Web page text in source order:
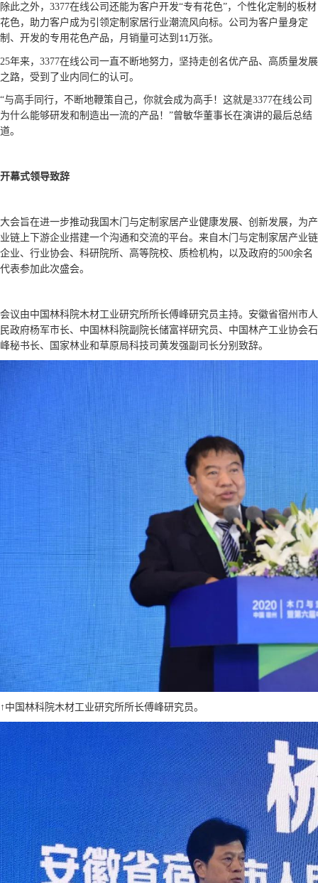
除此之外，3377在线公司还能为客户开发“专有花色”，个性化定制的板材
花色，助力客户成为引领定制家居行业潮流风向标。公司为客户量身定
制、开发的专用花色产品，月销量可达到 11万张。
25年来，3377在线公司一直不断地努力，坚持走创名优产品、高质量发展
之路，受到了业内同仁的认可。
“与高手同行，不断地鞭策自己，你就会成为高手！这就是3377在线公司
为什么能够研发和制造出一流的产品！”曾敏华董事长在演讲的最后总结
道。
开幕式领导致辞
大会旨在进一步推动我国木门与定制家居产业健康发展、创新发展，为产
业链上下游企业搭建一个沟通和交流的平台。来自木门与定制家居产业链
企业、行业协会、科研院所、高等院校、质检机构，以及政府的500余名
代表参加此次盛会。
会议由中国林科院木材工业研究所所长傅峰研究员主持。安徽省宿州市人
民政府杨军市长、中国林科院副院长储富祥研究员、中国林产工业协会石
峰秘书长、国家林业和草原局科技司黄发强副司长分别致辞。
↑中国林科院木材工业研究所所长傅峰研究员。